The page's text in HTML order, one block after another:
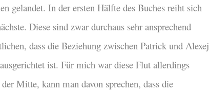
gelandet. In der ersten Hälfte des Buches reiht sich
Diese sind zwar durchaus sehr ansprechend
dass die Beziehung zwischen Patrick und Alexej
ist. Für mich war diese Flut allerdings
Mitte, kann man davon sprechen, dass die